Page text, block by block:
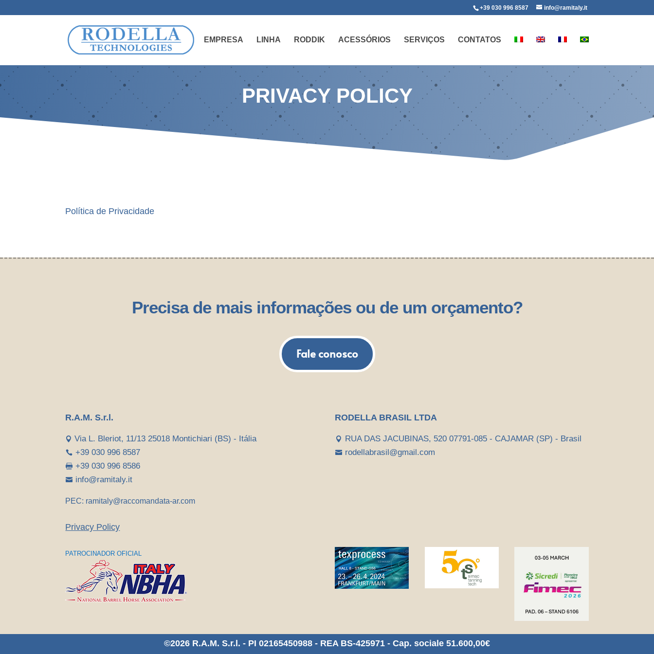
+39 030 996 8587 info@ramitaly.it
EMPRESA LINHA RODDIK ACESSÓRIOS SERVIÇOS CONTATOS
PRIVACY POLICY
Política de Privacidade
Precisa de mais informações ou de um orçamento?
Fale conosco
R.A.M. S.r.l.
 Via L. Bleriot, 11/13 25018 Montichiari (BS) - Itália
 +39 030 996 8587
 +39 030 996 8586
 info@ramitaly.it
PEC: ramitaly@raccomandata-ar.com
RODELLA BRASIL LTDA
 RUA DAS JACUBINAS, 520 07791-085 - CAJAMAR (SP) - Brasil
 rodellabrasil@gmail.com
Privacy Policy
PATROCINADOR OFICIAL
©2026 R.A.M. S.r.l. - PI 02165450988 - REA BS-425971 - Cap. sociale 51.600,00€